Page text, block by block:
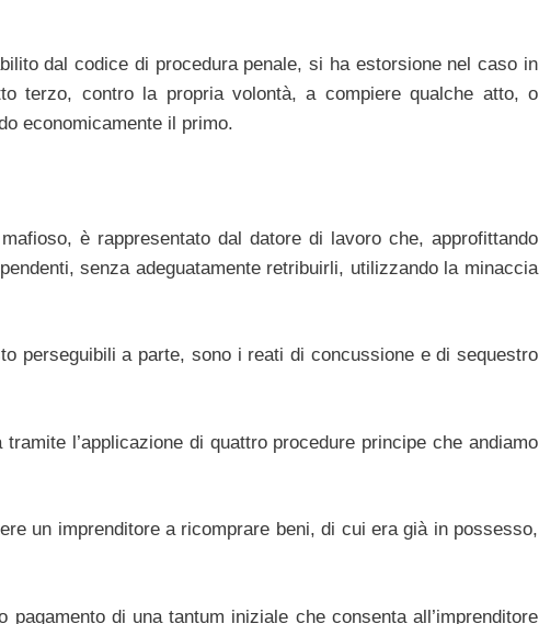
dal codice di procedura penale, si ha estorsione nel caso in
terzo, contro la propria volontà, a compiere qualche atto, o
economicamente il primo.
è rappresentato dal datore di lavoro che, approfittando
senza adeguatamente retribuirli, utilizzando la minaccia
perseguibili a parte, sono i reati di concussione e di sequestro
l’applicazione di quattro procedure principe che andiamo
un imprenditore a ricomprare beni, di cui era già in possesso,
di una tantum iniziale che consenta all’imprenditore